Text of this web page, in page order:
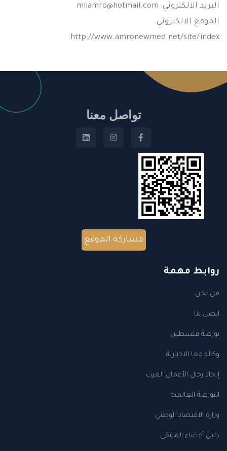
البريد الالكتروني: miiamro@hotmail.com
الموقع الالكتروني:
http://www.amronewmed.net/site/index
تواصل معنا
مشاركة الموقع
روابط مهمة
من نحن
اتصل بنا
بورصة فلسطين
وكالة معا الاخبارية
إتحاد رجال الأعمال العرب
البورصة العالمية
وزارة الاقتصاد الوطني
دليل أعضاء الملتقى